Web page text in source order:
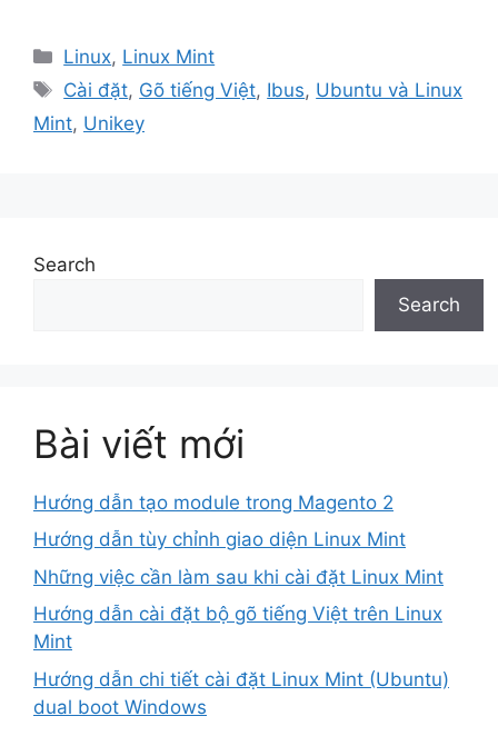
Categories
Linux, Linux Mint
Tags
Cài đặt, Gõ tiếng Việt, Ibus, Ubuntu và Linux
Mint, Unikey
Search
Search
Bài viết mới
Hướng dẫn tạo module trong Magento 2
Hướng dẫn tùy chỉnh giao diện Linux Mint
Những việc cần làm sau khi cài đặt Linux Mint
Hướng dẫn cài đặt bộ gõ tiếng Việt trên Linux
Mint
Hướng dẫn chi tiết cài đặt Linux Mint (Ubuntu)
dual boot Windows